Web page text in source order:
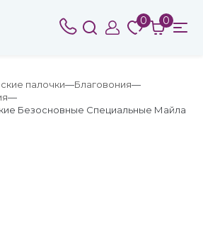
0 0
палочки
Благовония
Безосновные Специальные Майла